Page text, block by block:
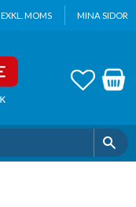
EXKL. MOMS MINA SIDOR